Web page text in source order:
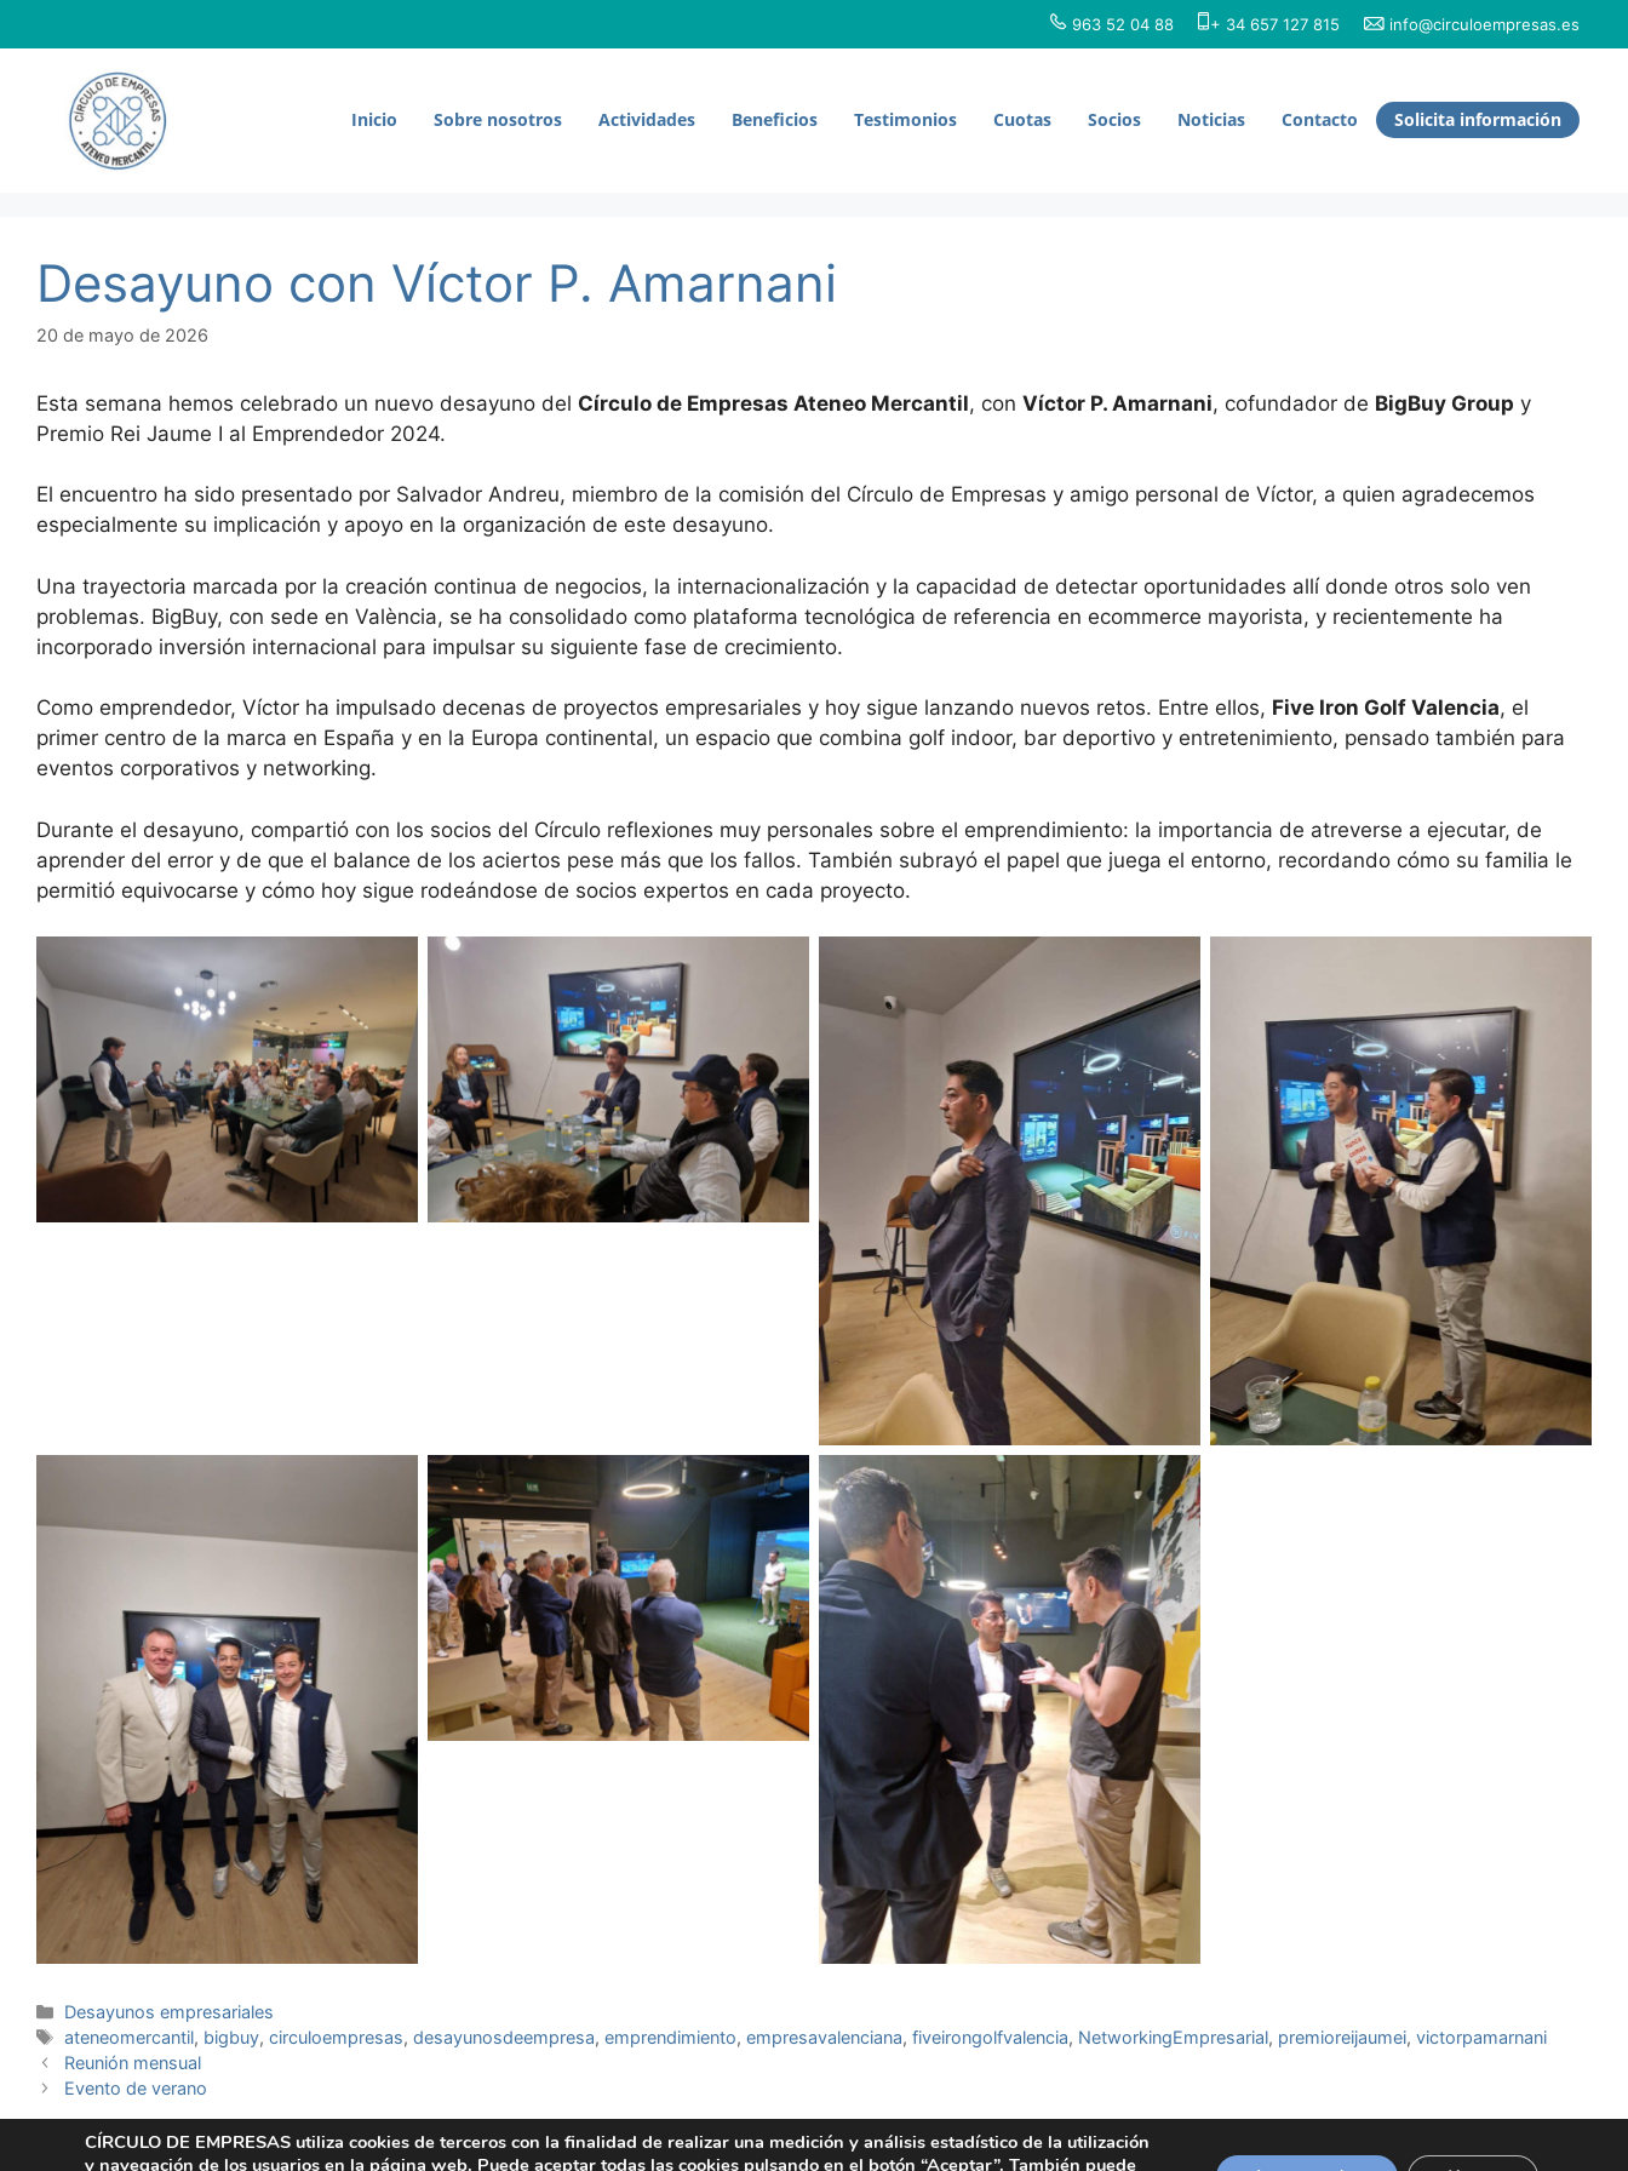
al
contenido
963 52 04 88 + 34 657 127 815 info@circuloempresas.es
Inicio Sobre nosotros Actividades Beneficios Testimonios Cuotas Socios Noticias Contacto Solicita información
Desayuno con Víctor P. Amarnani
20 de mayo de 2026
Esta semana hemos celebrado un nuevo desayuno del Círculo de Empresas Ateneo Mercantil, con Víctor P. Amarnani, cofundador de BigBuy Group y
Premio Rei Jaume I al Emprendedor 2024.
El encuentro ha sido presentado por Salvador Andreu, miembro de la comisión del Círculo de Empresas y amigo personal de Víctor, a quien agradecemos
especialmente su implicación y apoyo en la organización de este desayuno.
Una trayectoria marcada por la creación continua de negocios, la internacionalización y la capacidad de detectar oportunidades allí donde otros solo ven
problemas. BigBuy, con sede en València, se ha consolidado como plataforma tecnológica de referencia en ecommerce mayorista, y recientemente ha
incorporado inversión internacional para impulsar su siguiente fase de crecimiento.
Como emprendedor, Víctor ha impulsado decenas de proyectos empresariales y hoy sigue lanzando nuevos retos. Entre ellos, Five Iron Golf Valencia, el
primer centro de la marca en España y en la Europa continental, un espacio que combina golf indoor, bar deportivo y entretenimiento, pensado también para
eventos corporativos y networking.
Durante el desayuno, compartió con los socios del Círculo reflexiones muy personales sobre el emprendimiento: la importancia de atreverse a ejecutar, de
aprender del error y de que el balance de los aciertos pese más que los fallos. También subrayó el papel que juega el entorno, recordando cómo su familia le
permitió equivocarse y cómo hoy sigue rodeándose de socios expertos en cada proyecto.
Categorías
Desayunos empresariales
Etiquetas
ateneomercantil, bigbuy,circuloempresas,desayunosdeempresa,emprendimiento,empresavalenciana,fiveirongolfvalencia, NetworkingEmpresarial, premioreijaumei,victorpamarnani
Reunión mensual
Evento de verano
CÍRCULO DE EMPRESAS utiliza cookies de terceros con la finalidad de realizar una medición y análisis estadístico de la utilización
y navegación de los usuarios en la página web. Puede aceptar todas las cookies pulsando en el botón “Aceptar”. También puede